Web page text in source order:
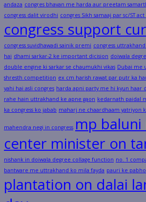
andaza congres bhavan me harda aur preetam
congress dalit virodhi congres Sikh samaaj par sc/ST
congress support
congress suvidhawadi sainik premi congress
hai dhami sarkar-2 ke important dicision doiwala
double engine ki sarkar se chaumukhi vikas Dubai me
shresth competition ex cm harish rawat par putr ka
yahi hai asli congres harda apni party me hi kyun haar
rahe hain uttrakhand ke apne gaon kedarnath paidal
ka congress ko jabab maharj ne chaardhaam yatriyon
mahendra negi in congress mp
center minister on
nishank in doiwala degree collage function no. 1
bantware me uttrakhand ko mila fayda pauri ke
plantation on dalai